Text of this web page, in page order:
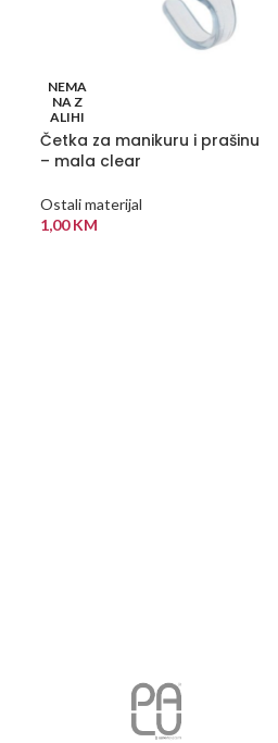
NEMA
NA Z
ALIHI
Četka za manikuru i prašinu
– mala clear
Ostali materijal
1,00KM